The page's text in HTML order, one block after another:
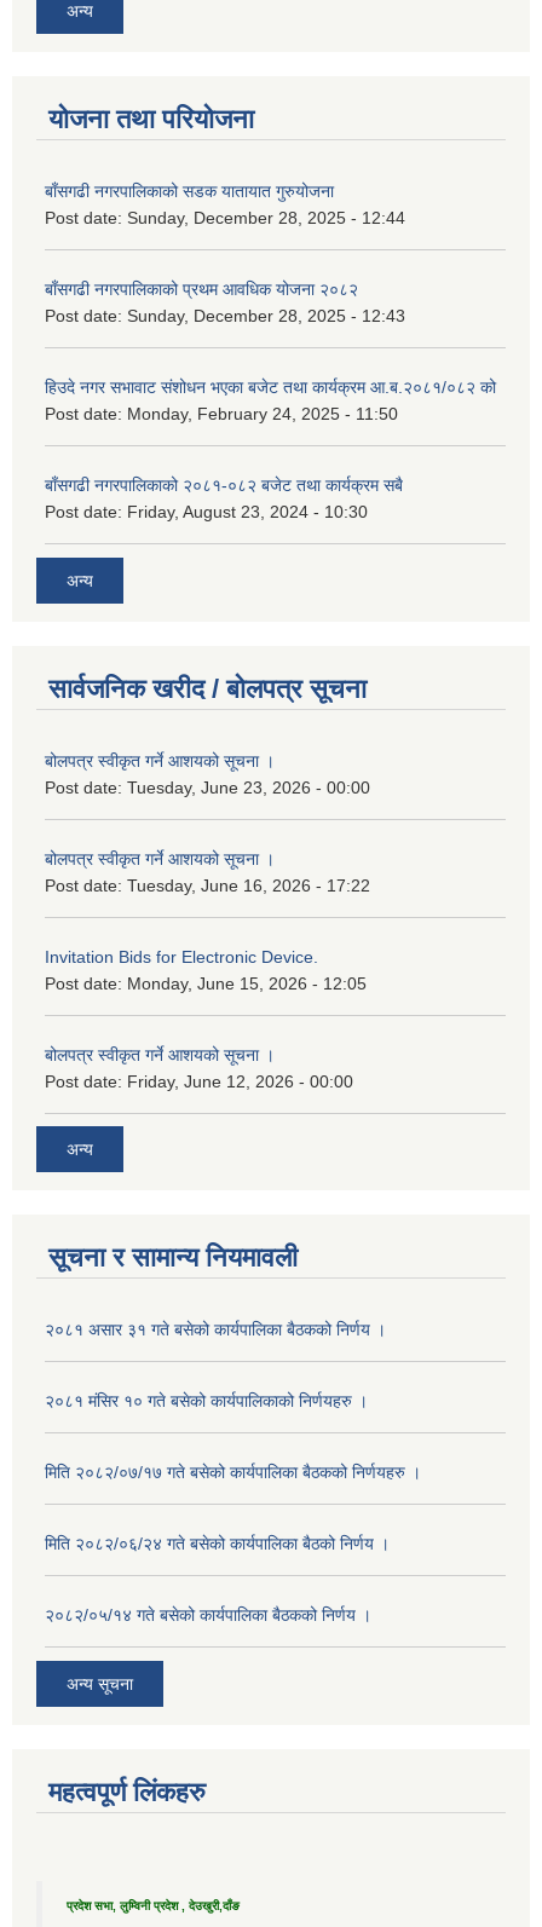
अन्य
योजना तथा परियोजना
बाँसगढी नगरपालिकाको सडक यातायात गुरुयोजना
Post date: Sunday, December 28, 2025 - 12:44
बाँसगढी नगरपालिकाको प्रथम आवधिक योजना २०८२
Post date: Sunday, December 28, 2025 - 12:43
हिउदे नगर सभावाट संशोधन भएका बजेट तथा कार्यक्रम आ.ब.२०८१/०८२ को
Post date: Monday, February 24, 2025 - 11:50
बाँसगढी नगरपालिकाको २०८१-०८२ बजेट तथा कार्यक्रम सबै
Post date: Friday, August 23, 2024 - 10:30
अन्य
सार्वजनिक खरीद / बोलपत्र सूचना
बोलपत्र स्वीकृत गर्ने आशयको सूचना ।
Post date: Tuesday, June 23, 2026 - 00:00
बोलपत्र स्वीकृत गर्ने आशयको सूचना ।
Post date: Tuesday, June 16, 2026 - 17:22
Invitation Bids for Electronic Device.
Post date: Monday, June 15, 2026 - 12:05
बोलपत्र स्वीकृत गर्ने आशयको सूचना ।
Post date: Friday, June 12, 2026 - 00:00
अन्य
सूचना र सामान्य नियमावली
२०८१ असार ३१ गते बसेको कार्यपालिका बैठकको निर्णय ।
२०८१ मंसिर १० गते बसेको कार्यपालिकाको निर्णयहरु ।
मिति २०८२/०७/१७ गते बसेको कार्यपालिका बैठकको निर्णयहरु ।
मिति २०८२/०६/२४ गते बसेको कार्यपालिका बैठको निर्णय ।
२०८२/०५/१४ गते बसेको कार्यपालिका बैठकको निर्णय ।
अन्य सूचना
महत्वपूर्ण लिंकहरु
प्रदेश सभा, लुम्विनी प्रदेश , देउखुरी,दाँङ